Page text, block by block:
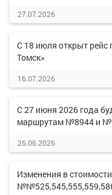
27.07.2026
С 18 июля открыт
Томск»
16.07.2026
С 27 июня 2026 года
маршрутам №8944 и
26.06.2026
Изменения в